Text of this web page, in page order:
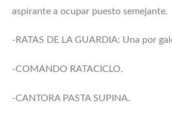
aspirante a ocupar puesto semejante.
-RATAS DE LA GUARDIA: Una por
-COMANDO RATACICLO.
-CANTORA PASTA SUPINA.